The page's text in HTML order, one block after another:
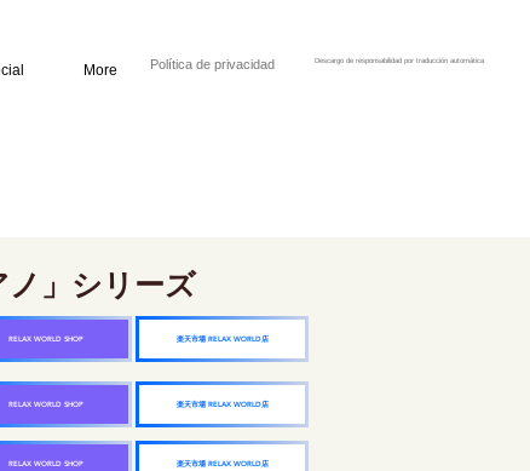
More Política de privacidad Descargo de responsabilidad por traducción automática
」シリーズ
楽天市場 RELAX WORLD店
RELAX WORLD SHOP
楽天市場 RELAX WORLD店
RELAX WORLD SHOP
楽天市場 RELAX WORLD店
RELAX WORLD SHOP